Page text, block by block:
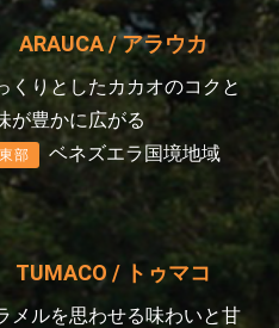
ARAUCA/ アラウカ
くりとしたカカオのコクと
が豊かに広がる
部 ベネズエラ国境地域
TUMACO / トゥマコ
メルを思わせる味わいと甘